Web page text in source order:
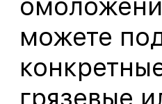
можете
грязевые